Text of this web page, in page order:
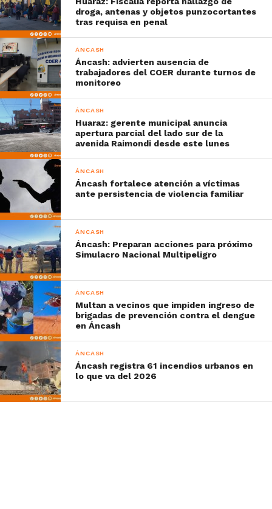
droga, antenas y objetos punzocortantes
tras requisa en penal
ÁNCASH
Áncash: advierten ausencia de
trabajadores del COER durante turnos de
monitoreo
ÁNCASH
Huaraz: gerente municipal anuncia
apertura parcial del lado sur de la
avenida Raimondi desde este lunes
ÁNCASH
Áncash fortalece atención a víctimas
ante persistencia de violencia familiar
ÁNCASH
Áncash: Preparan acciones para próximo
Simulacro Nacional Multipeligro
ÁNCASH
Multan a vecinos que impiden ingreso de
brigadas de prevención contra el dengue
en Áncash
ÁNCASH
Áncash registra 61 incendios urbanos en
lo que va del 2026